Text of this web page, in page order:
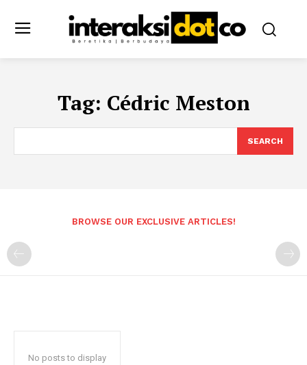
Tag: Cédric Meston
SEARCH
BROWSE OUR EXCLUSIVE ARTICLES!
No posts to display